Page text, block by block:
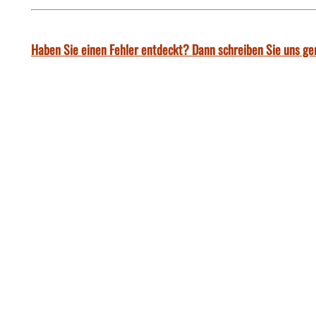
Haben Sie einen Fehler entdeckt? Dann schreiben Sie uns